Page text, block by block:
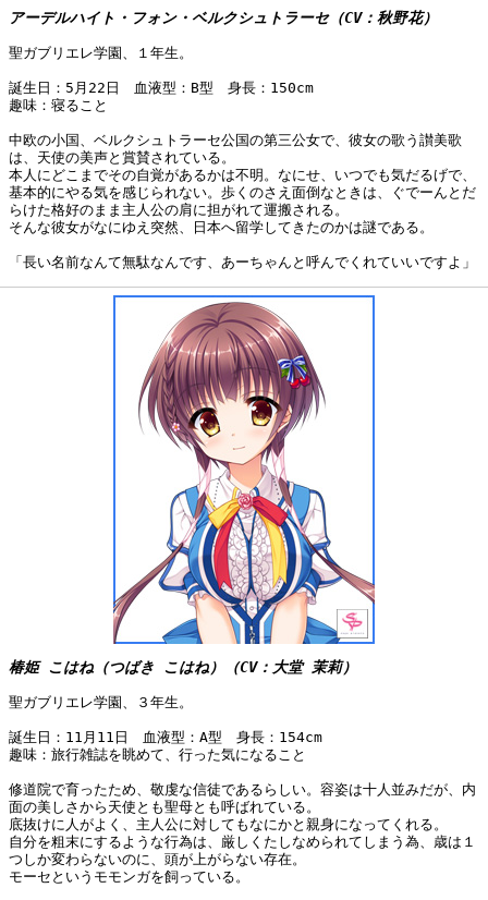
アーデルハイト・フォン・ベルクシュトラーセ（CV：秋野花）
聖ガブリエレ学園、１年生。
誕生日：5月22日 血液型：B型 身長：150cm
趣味：寝ること
中欧の小国、ベルクシュトラーセ公国の第三公女で、彼女の歌う讃美歌
は、天使の美声と賞賛されている。
本人にどこまでその自覚があるかは不明。なにせ、いつでも気だるげで、
基本的にやる気を感じられない。歩くのさえ面倒なときは、ぐでーんとだ
らけた格好のまま主人公の肩に担がれて運搬される。
そんな彼女がなにゆえ突然、日本へ留学してきたのかは謎である。
「長い名前なんて無駄なんです、あーちゃんと呼んでくれていいですよ」
椿姫 こはね（つばき こはね）（CV：大堂 茉莉）
聖ガブリエレ学園、３年生。
誕生日：11月11日 血液型：A型 身長：154cm
趣味：旅行雑誌を眺めて、行った気になること
修道院で育ったため、敬虔な信徒であるらしい。容姿は十人並みだが、内
面の美しさから天使とも聖母とも呼ばれている。
底抜けに人がよく、主人公に対してもなにかと親身になってくれる。
自分を粗末にするような行為は、厳しくたしなめられてしまう為、歳は１
つしか変わらないのに、頭が上がらない存在。
モーセというモモンガを飼っている。